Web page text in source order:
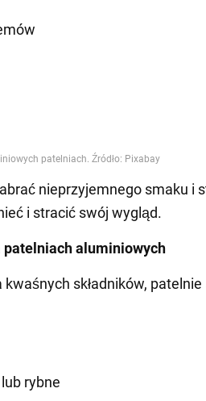
nieprzyjemnego smaku i
i stracić swój wygląd.
patelniach aluminiowych
składników,
rybne